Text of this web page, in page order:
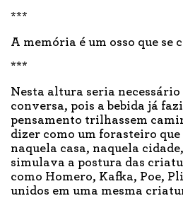
***
A memória é um osso que se
***
Nesta altura seria
conversa, pois a bebida já
pensamento trilhassem
dizer como um forasteiro que
naquela casa, naquela
simulava a postura das
como Homero, Kafka, Poe,
unidos em uma mesma